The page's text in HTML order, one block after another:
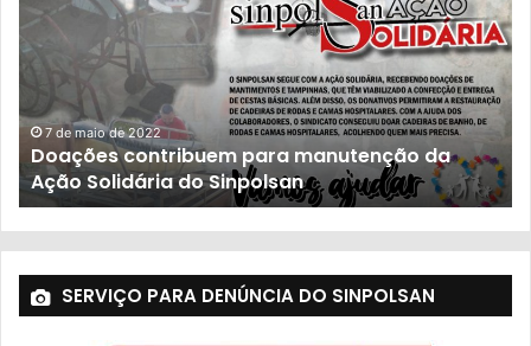
da 23 de novembro de 2021
População sofre com descaso do governo
SERVIÇO PARA DENÚNCIA DO SINPOLSAN